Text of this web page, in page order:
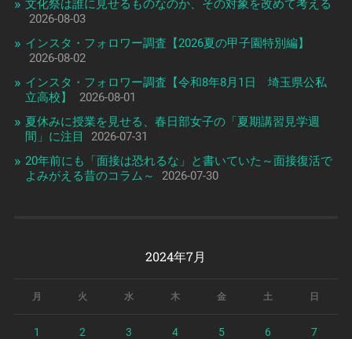
文化祭は誰に見せるものなのか、その対象を改めて考える
2026-08-03
インスタ・フォロワー調査【2026夏の甲子園特別編】
2026-08-02
インスタ・フォロワー調査【令和8年8月1日 埼玉県公私
立高校】
2026-08-01
夏休みに授業を見せる、春日部女子の「夏期講習見学週
間」に注目
2026-07-31
20年前にも「面接は恐れるな」と書いていた～面接復活で
よみがえる昔のコラム～
2026-07-30
2024年7月
月 火 水 木 金 土 日
1 2 3 4 5 6 7